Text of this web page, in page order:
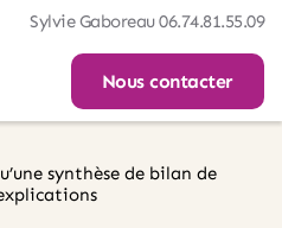
Sylvie Gaboreau 06.74.81.55.09
Nous contacter
synthèse de bilan de